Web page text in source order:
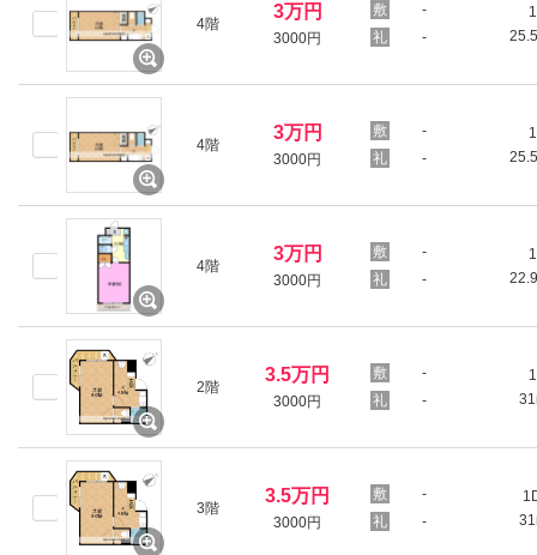
4階
3万円
3000円
-
-
4階
3万円
3000円
-
-
4階
3万円
3000円
-
-
2階
3.5万円
3000円
-
-
3階
3.5万円
3000円
-
-